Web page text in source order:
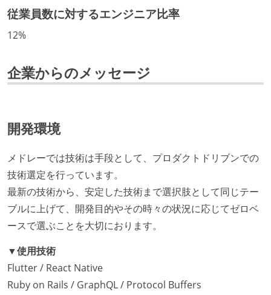
など、キャリア形成を目的とした職域を超えての積極
年収800万円以上のエンジニアに、マネジメントの役
技術カルチャー
化を行う役割の人・部門が存在する
取締役（社内）または執行役員として、エンジニアリ
ング部門の人間が経営に参加している
社外から登壇を依頼・指名を受けるようなエンジニア
が在籍している
エンジニアが自発的に外部のイベントやカンファレン
スに登壇している
最新技術を追いかけるための社内勉強会が定期開催さ
従業員数に対するエンジニア比率
12%
企業からのメッセージ
開発環境
メドレーでは技術は手段として、プロダクトドリブンでの
技術選定を行っています。
最新の技術から、安定した技術まで選択肢として同じテー
ブルに上げて、開発目的やその時々の状況に応じてゼロベ
ースで選ぶことを大切におります。
▼使用技術
Flutter / React Native
Ruby on Rails / GraphQL / Protocol Buffers